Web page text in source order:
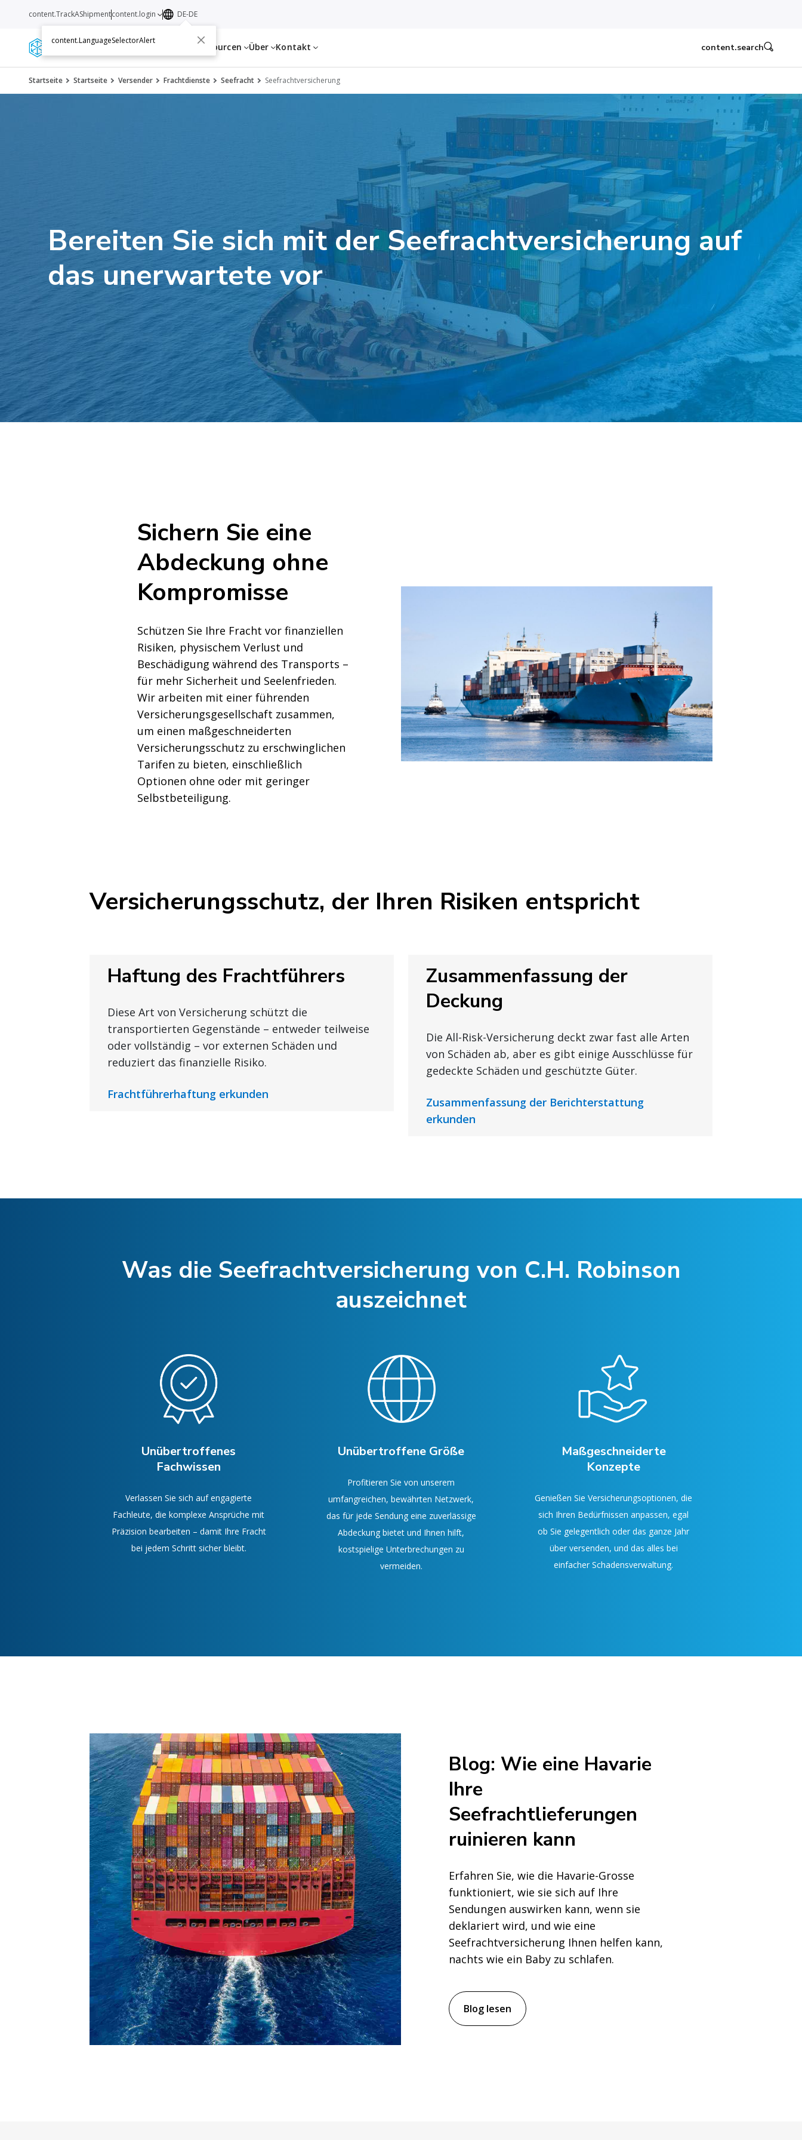
Dienstleistungen Ressourcen Über Kontakt
content.TrackAShipmentcontent.login DE-DE
content.LanguageSelectorAlert
content.search
Startseite Startseite Versender Frachtdienste Seefracht Seefrachtversicherung
Bereiten Sie sich mit der Seefrachtversicherung auf
das unerwartete vor
Sichern Sie eine
Abdeckung ohne
Kompromisse
Schützen Sie Ihre Fracht vor finanziellen
Risiken, physischem Verlust und
Beschädigung während des Transports –
für mehr Sicherheit und Seelenfrieden.
Wir arbeiten mit einer führenden
Versicherungsgesellschaft zusammen,
um einen maßgeschneiderten
Versicherungsschutz zu erschwinglichen
Tarifen zu bieten, einschließlich
Optionen ohne oder mit geringer
Selbstbeteiligung.
Versicherungsschutz, der Ihren Risiken entspricht
Haftung des Frachtführers
Diese Art von Versicherung schützt die
transportierten Gegenstände – entweder teilweise
oder vollständig – vor externen Schäden und
reduziert das finanzielle Risiko.
Frachtführerhaftung erkunden
Zusammenfassung der
Deckung
Die All-Risk-Versicherung deckt zwar fast alle Arten
von Schäden ab, aber es gibt einige Ausschlüsse für
gedeckte Schäden und geschützte Güter.
Zusammenfassung der Berichterstattung
erkunden
Was die Seefrachtversicherung von C.H. Robinson
auszeichnet
Unübertroffenes
Fachwissen
Verlassen Sie sich auf engagierte
Fachleute, die komplexe Ansprüche mit
Präzision bearbeiten – damit Ihre Fracht
bei jedem Schritt sicher bleibt.
Unübertroffene Größe
Profitieren Sie von unserem
umfangreichen, bewährten Netzwerk,
das für jede Sendung eine zuverlässige
Abdeckung bietet und Ihnen hilft,
kostspielige Unterbrechungen zu
vermeiden.
Maßgeschneiderte
Konzepte
Genießen Sie Versicherungsoptionen, die
sich Ihren Bedürfnissen anpassen, egal
ob Sie gelegentlich oder das ganze Jahr
über versenden, und das alles bei
einfacher Schadensverwaltung.
Blog: Wie eine Havarie
Ihre
Seefrachtlieferungen
ruinieren kann
Erfahren Sie, wie die Havarie-Grosse
funktioniert, wie sie sich auf Ihre
Sendungen auswirken kann, wenn sie
deklariert wird, und wie eine
Seefrachtversicherung Ihnen helfen kann,
nachts wie ein Baby zu schlafen.
Blog lesen